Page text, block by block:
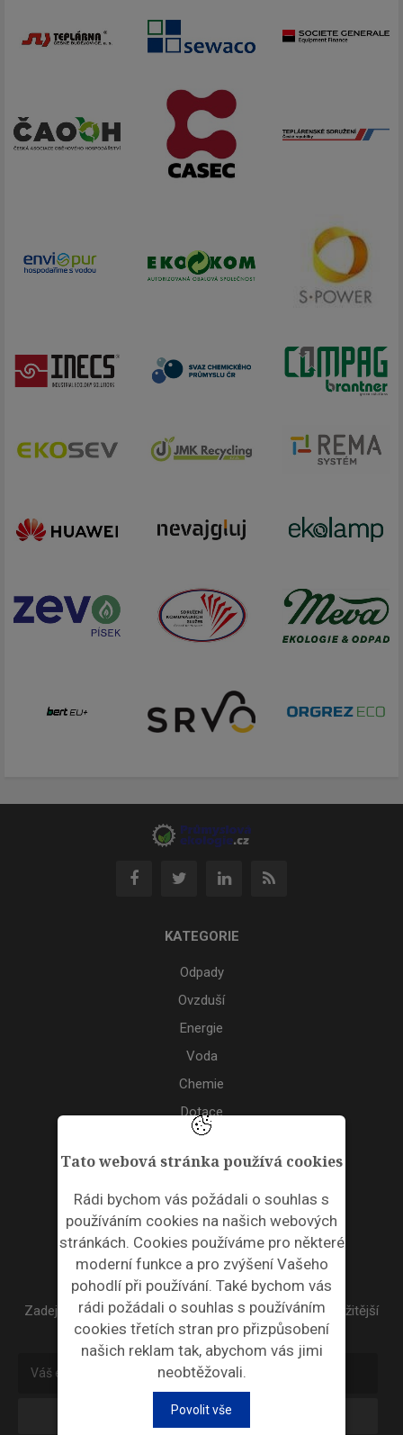
Tato webová stránka používá cookies
Rádi bychom vás požádali o souhlas s
používáním cookies na našich webových
stránkách. Cookies používáme pro některé
moderní funkce a pro zvýšení Vašeho
pohodlí při používání. Také bychom vás
rádi požádali o souhlas s používáním
cookies třetích stran pro přizpůsobení
našich reklam tak, abychom vás jimi
neobtěžovali.
Povolit vše
KATEGORIE
Odpady
Ovzduší
Energie
Voda
Chemie
Dotace
Akce
ODPADNÍ PLASTY
NEWSLETTER
Zadejte váš email a my Vám budeme zasílat ty nejdůležitější
informace, maximálně 1x týdně.
Odebírat